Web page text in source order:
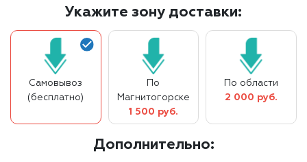
Укажите зону доставки:
Самовывоз
(бесплатно)
По
Магнитогорске
1 500 руб.
По области
2 000 руб.
Дополнительно: